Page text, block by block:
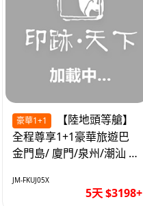
豪華1+1
全程尊享1+1豪華旅遊巴
金門島/ 廈門/泉州/潮汕 無
JM-FKUJ05X
5天 $3198+